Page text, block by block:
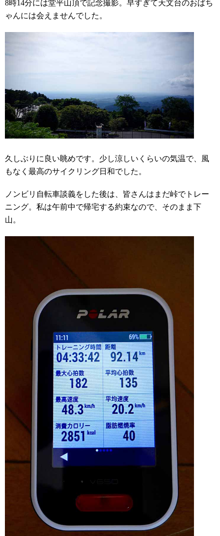
8時14分には堂平山頂で記念撮影。早すぎて天文台のおばち
ゃんには会えませんでした。
久しぶりに良い眺めです。少し涼しいくらいの気温で、風
もなく最高のサイクリング日和でした。
ノンビリ自転車談義をした後は、皆さんはまだ峠でトレー
ニング。私は午前中で帰宅する約束なので、そのまま下
山。